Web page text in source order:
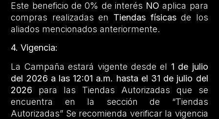
Este beneficio de 0% de interés NOaplica para
compras realizadas en Tiendas físicasde los
aliados mencionados anteriormente.
4. Vigencia:
La Campaña estará vigente desde el 1 de julio
del 2026 a las 12:01 a.m. hasta el 31 de julio del
2026 para las Tiendas Autorizadas que se
encuentra en la sección de “Tiendas
Autorizadas” Se recomienda verificar la vigencia